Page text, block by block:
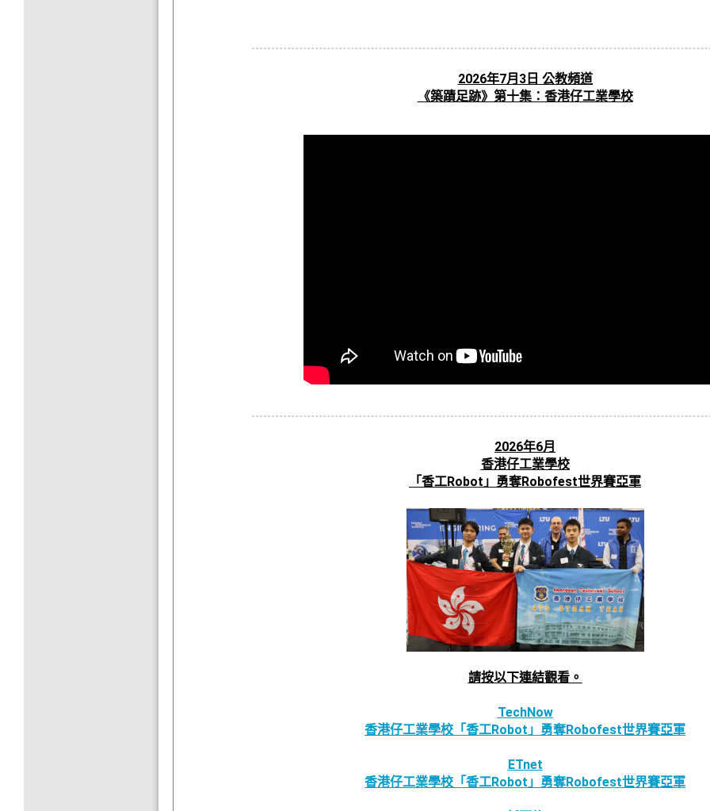
2026年7月3日 公教頻道
《築蹟足跡》第十集：香港仔工業學校
2026年6月
香港仔工業學校
「香工Robot」勇奪Robofest世界賽亞軍
請按以下連結觀看。
TechNow
香港仔工業學校「香工Robot」勇奪Robofest世界賽亞軍
ETnet
香港仔工業學校「香工Robot」勇奪Robofest世界賽亞軍